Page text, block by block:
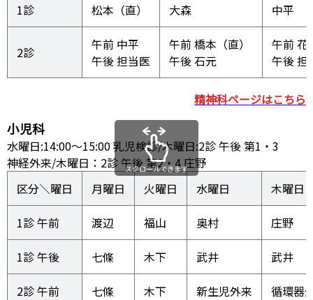
1診 松本（直） 大森 中平
2診
午前 中平
午後 担当医
午前 橋本（直）
午後 石元
午前
午後 担
精神科ページはこちら
小児科
水曜日:14:00～15:00 乳児検診/木曜日:2診 午後 第1・3
神経外来/木曜日：2診 午後 第2・4 庄野
区分＼曜日
月曜日 火曜日 水曜日 木曜日
1診 午前 渡辺 福山 奥村 庄野
1診 午後 七條 木下 武井 武井
2診 午前 七條 木下 新生児外来 循環器
スクロールできます